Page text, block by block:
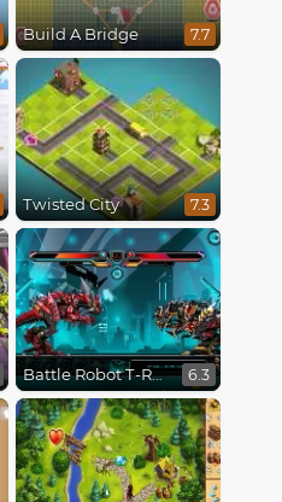
Build A Bridge 7.7
Twisted City 7.3
Battle Robot T-Rex Age 6.3